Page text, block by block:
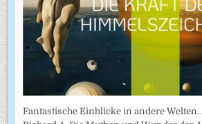
Fantastische Einblicke in andere Welten.